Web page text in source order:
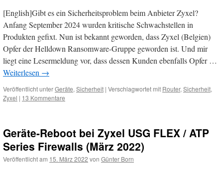
[English]Gibt es ein Sicherheitsproblem beim Anbieter Zyxel?
Anfang September 2024 wurden kritische Schwachstellen in
Produkten gefixt. Nun ist bekannt geworden, dass Zyxel (Belgien)
Opfer der Helldown Ransomware-Gruppe geworden ist. Und mir
liegt eine Lesermeldung vor, dass dessen Kunden ebenfalls Opfer …
Weiterlesen →
Veröffentlicht unterGeräte, Sicherheit | Verschlagwortet mit Router, Sicherheit,
Zyxel | 13 Kommentare
Geräte-Reboot bei Zyxel USG FLEX / ATP
Series Firewalls (März 2022)
Veröffentlicht am 15. März 2022 von Günter Born